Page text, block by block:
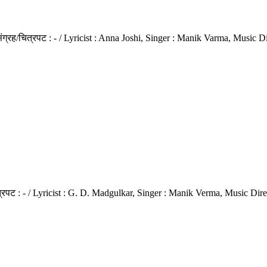
चित्रपट : - / Lyricist : Anna Joshi, Singer : Manik Varma,
: - / Lyricist : G. D. Madgulkar, Singer : Manik Verma, Music